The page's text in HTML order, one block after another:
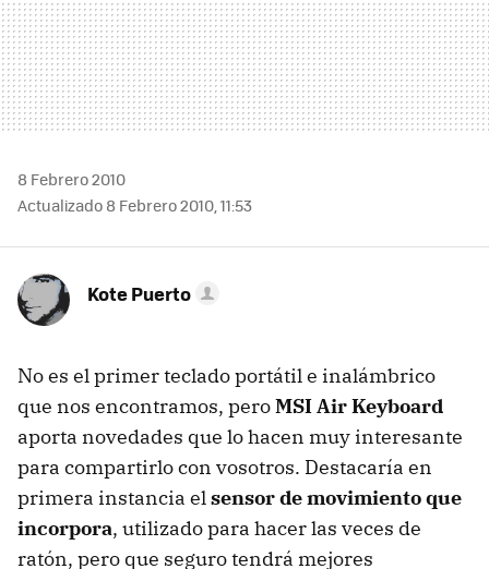
8 Febrero 2010
Actualizado 8 Febrero 2010, 11:53
Kote Puerto
No es el primer teclado portátil e inalámbrico
que nos encontramos, peroMSIAir Keyboard
aporta novedades que lo hacen muy interesante
para compartirlo con vosotros. Destacaría en
primera instancia elsensor de movimiento que
incorpora, utilizado para hacer las veces de
ratón, pero que seguro tendrá mejores